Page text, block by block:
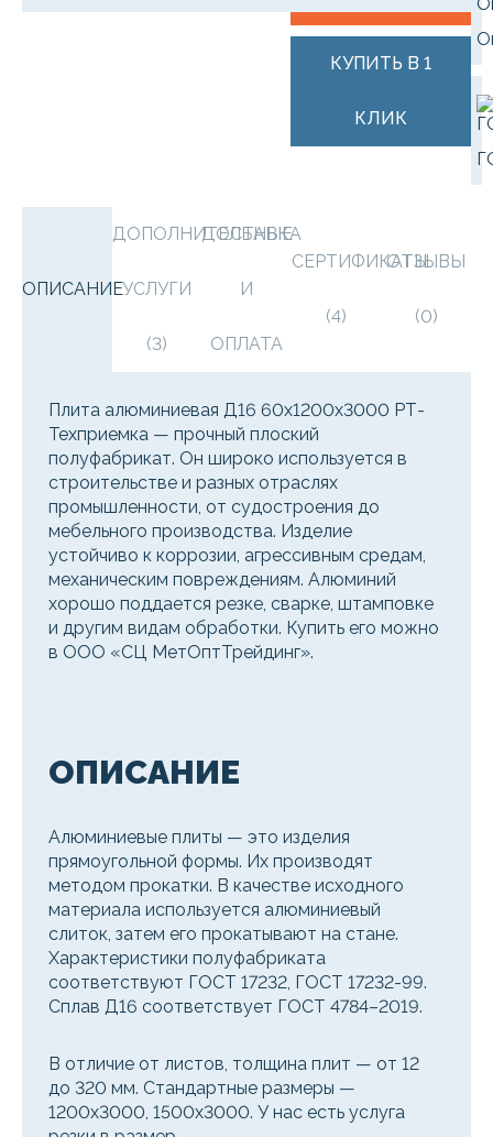
КУПИТЬ В 1
КЛИК
ОПИСАНИЕ
ДОПОЛНИТЕЛЬНЫЕ
УСЛУГИ
(3)
ДОСТАВКА
И
ОПЛАТА
СЕРТИФИКАТЫ
(4)
ОТЗЫВЫ
(0)
Плита алюминиевая Д16 60х1200х3000 РТ-
Техприемка — прочный плоский
полуфабрикат. Он широко используется в
строительстве и разных отраслях
промышленности, от судостроения до
мебельного производства. Изделие
устойчиво к коррозии, агрессивным средам,
механическим повреждениям. Алюминий
хорошо поддается резке, сварке, штамповке
и другим видам обработки. Купить его можно
в ООО «СЦ МетОптТрейдинг».
ОПИСАНИЕ
Алюминиевые плиты — это изделия
прямоугольной формы. Их производят
методом прокатки. В качестве исходного
материала используется алюминиевый
слиток, затем его прокатывают на стане.
Характеристики полуфабриката
соответствуют ГОСТ 17232, ГОСТ 17232-99.
Сплав Д16 соответствует ГОСТ 4784–2019.
В отличие от листов, толщина плит — от 12
до 320 мм. Стандартные размеры —
1200x3000, 1500x3000. У нас есть услуга